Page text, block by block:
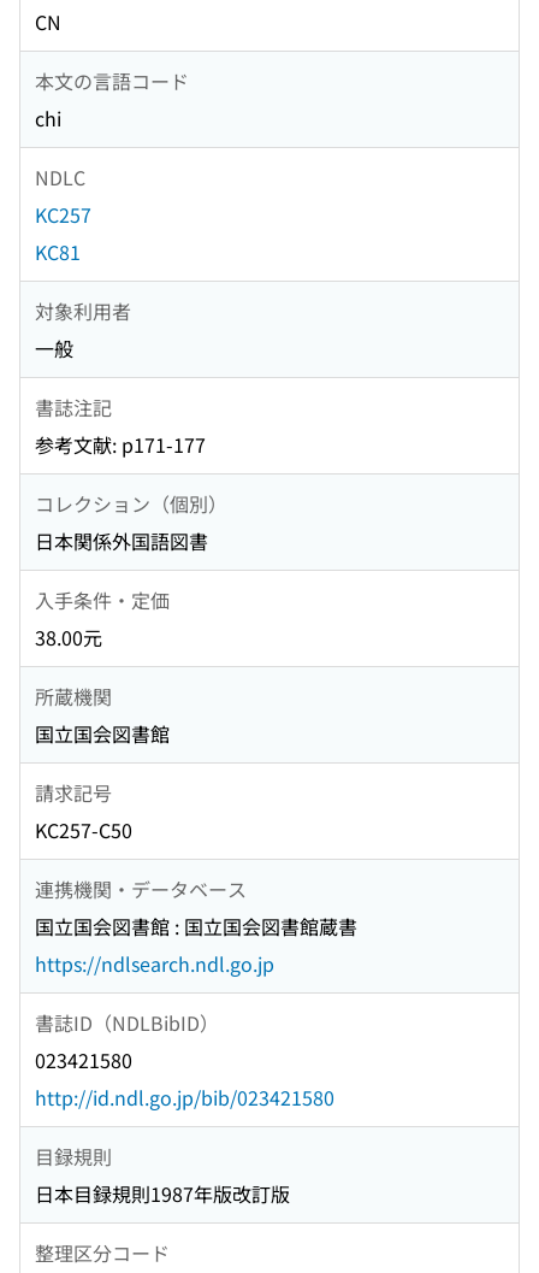
CN
本文の言語コード
chi
NDLC
KC257
KC81
対象利用者
一般
書誌注記
参考文献: p171-177
コレクション（個別）
日本関係外国語図書
入手条件・定価
38.00元
所蔵機関
国立国会図書館
請求記号
KC257-C50
連携機関・データベース
国立国会図書館 : 国立国会図書館蔵書
https://ndlsearch.ndl.go.jp
書誌ID（NDLBibID）
023421580
http://id.ndl.go.jp/bib/023421580
目録規則
日本目録規則1987年版改訂版
整理区分コード